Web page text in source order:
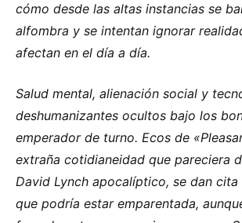
cómo desde las altas instancias se
alfombra y se intentan ignorar
afectan en el día a día.
Salud mental, alienación social y
deshumanizantes ocultos bajo los
emperador de turno. Ecos de
extraña cotidianeidad que pareciera
David Lynch apocalíptico, se dan cita
que podría estar emparentada,